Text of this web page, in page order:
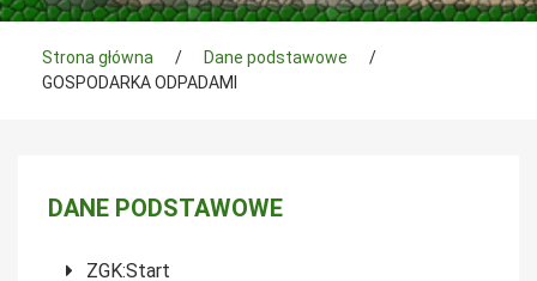
Tutaj jesteś
Strona główna / Dane podstawowe
/
GOSPODARKA ODPADAMI
Menu boczne
DANE PODSTAWOWE
ZGK:Start